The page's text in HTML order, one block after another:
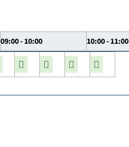
09:00 - 10:00 10:00 - 11:00